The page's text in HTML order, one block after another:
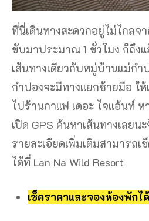
ที่นี่เดินทางสะดวกอยู่ไม่ไกลจ
ขับมาประมาณ 1 ชั่วโมง ก็ถึง
เส้นทางเดียวกับหมู่บ้านแม่ก
กำปองจะมีทางแยกซ้ายมือ ให้
ไปร้านกาแฟ เดอะ ไจแอ้นท์
เปิด GPS ค้นหาเส้นทางเลยน
รายละเอียดเพิ่มเติมสามารถ
ได้ที่ Lan Na Wild Resort
เช็คราคาและจองห้องพัก